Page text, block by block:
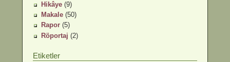
Hikâye (9)
Makale (50)
Rapor (5)
Röportaj (2)
Etiketler